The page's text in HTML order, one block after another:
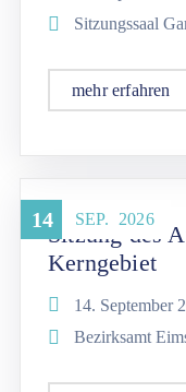
Sitzungssaal
mehr erfahren
14 SEP. 2026
Sitzung des
Kerngebiet
14. September
Bezirksamt